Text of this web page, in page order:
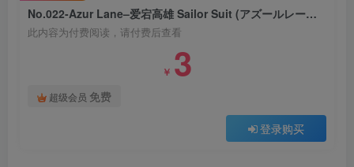
No.022-Azur Lane–爱宕高雄 Sailor Suit (アズールレーン [13P]
此内容为付费阅读，请付费后查看
￥ 3
超级会员 免费
登录购买